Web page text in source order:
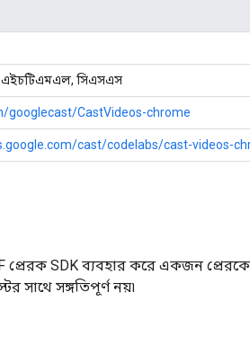
এইচটিএমএল, সিএসএস
googlecast/CastVideos-chrome
cast/codelabs/cast-videos-
প্রেরক SDK ব্যবহার করে একজন
সাথে সঙ্গতিপূর্ণ নয়৷